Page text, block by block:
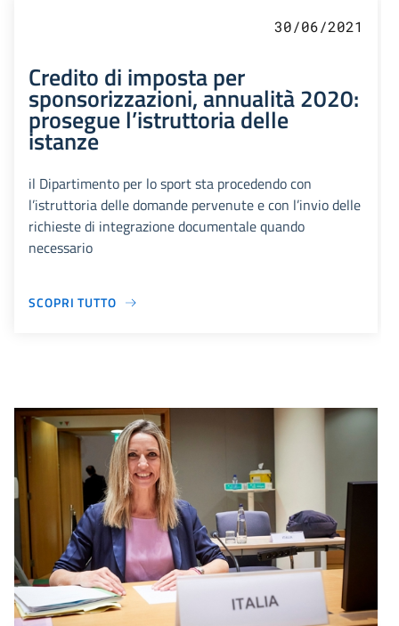
30/06/2021
Credito di imposta per
sponsorizzazioni, annualità 2020:
prosegue l’istruttoria delle
istanze
il Dipartimento per lo sport sta procedendo con
l’istruttoria delle domande pervenute e con l’invio delle
richieste di integrazione documentale quando
necessario
SCOPRI TUTTO